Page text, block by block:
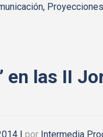
, Proyecciones
en las II
por Intermedia